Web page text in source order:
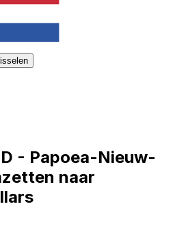
- Papoea-Nieuw-
naar